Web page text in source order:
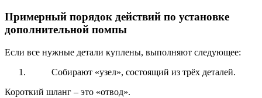
Примерный порядок действий по установке
дополнительной помпы
Если все нужные детали куплены, выполняют следующее:
Собирают «узел», состоящий из трёх деталей.
Короткий шланг – это «отвод».